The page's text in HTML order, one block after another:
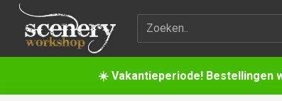
☀️ Vakantieperiode! Bestellingen
Zoekterm